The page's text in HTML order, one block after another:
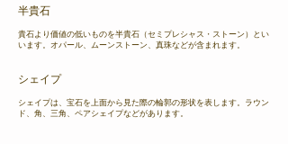
半貴石
貴石より価値の低いものを半貴石（セミプレシャス・ストーン）とい
います。オパール、ムーンストーン、真珠などが含まれます。
シェイプ​
シェイプは、宝石を上面から見た際の輪郭の形状を表します。ラウン
ド、角、三角、ペアシェイプなどがあります。